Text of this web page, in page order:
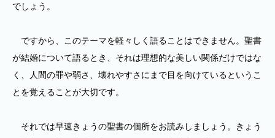
でしょう。
ですから、このテーマを軽々しく語ることはできません。聖書
が結婚について語るとき、それは理想的な美しい関係だけではな
く、人間の罪や弱さ、壊れやすさにまで目を向けているというこ
とを覚えることが大切です。
それでは早速きょうの聖書の個所をお読みしましょう。きょう